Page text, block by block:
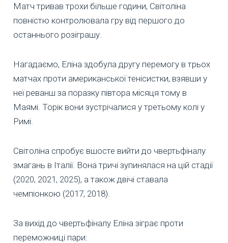
Матч тривав трохи більше години, Світоліна
повністю контролювала гру від першого до
останнього розіграшу.
Нагадаємо, Еліна здобула другу перемогу в трьох
матчах проти американської тенісистки, взявши у
неї реванш за поразку півтора місяця тому в
Маямі. Торік вони зустрічалися у третьому колі у
Римі.
Світоліна спробує вшосте вийти до чвертьфіналу
змагань в Італії. Вона тричі зупинялася на цій стадії
(2020, 2021, 2025), а також двічі ставала
чемпіонкою (2017, 2018).
За вихід до чвертьфіналу Еліна зіграє проти
переможниці пари: